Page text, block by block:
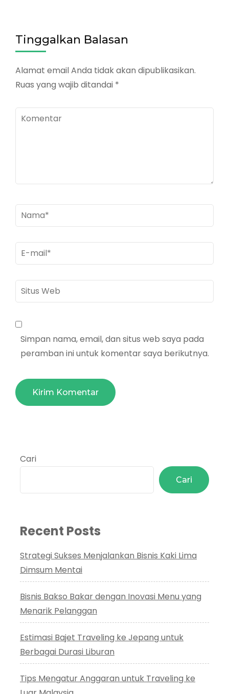
Tinggalkan Balasan
Alamat email Anda tidak akan dipublikasikan.
Ruas yang wajib ditandai *
Komentar
Nama*
E-
mail*
Situs
Web
Simpan nama, email, dan situs web saya pada
peramban ini untuk komentar saya berikutnya.
Cari
Cari
Recent Posts
Strategi Sukses Menjalankan Bisnis Kaki Lima
Dimsum Mentai
Bisnis Bakso Bakar dengan Inovasi Menu yang
Menarik Pelanggan
Estimasi Bajet Traveling ke Jepang untuk
Berbagai Durasi Liburan
Tips Mengatur Anggaran untuk Traveling ke